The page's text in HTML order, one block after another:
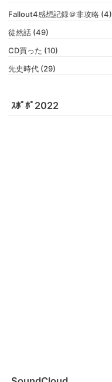
Fallout4感想記録＠非攻略 (4)
徒然話 (49)
CD買った (10)
先史時代 (29)
ｽﾎﾟﾎﾟ2022